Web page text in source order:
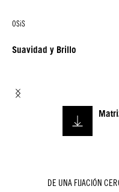
OSiS
Suavidad y Brillo
DE UNA FIJACIÓN